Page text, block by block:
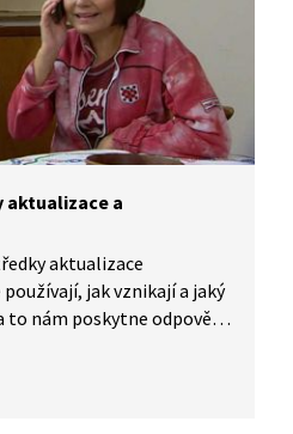
a
aktualizace
jak vznikají a jaký
to nám poskytne odpověď